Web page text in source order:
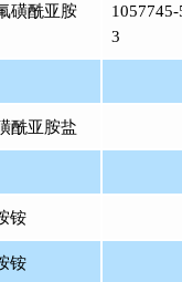
磺酰亚胺
3
酰亚胺盐
铵
铵